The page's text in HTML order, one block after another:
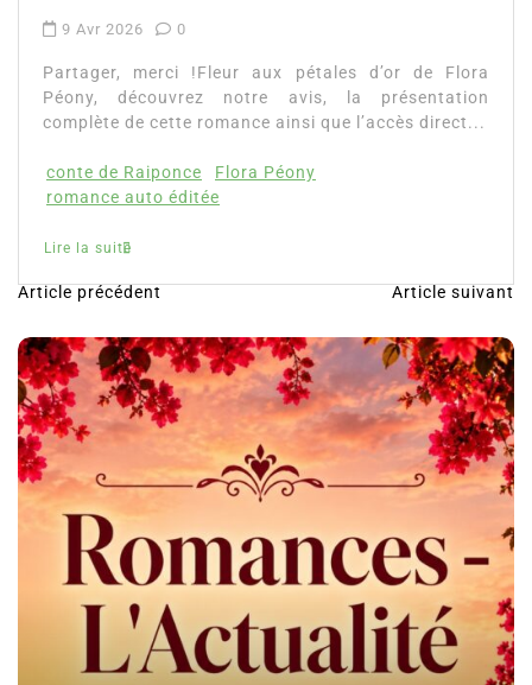
aux pétales d’or de Flora
notre avis, la présentation
ainsi que l’accès direct...
Flora Péony
N
a
v
i
g
a
t
Article précédent Article suivant